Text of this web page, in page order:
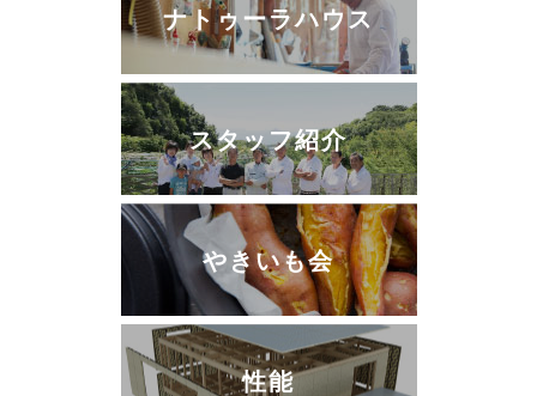
ナトゥーラハウス
スタッフ紹介
やきいも会
性能